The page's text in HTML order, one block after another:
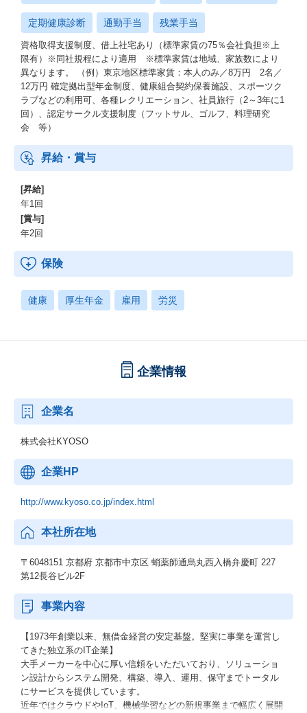
定期健康診断 通勤手当 残業手当
資格取得支援制度、借上社宅あり（標準家賃の75％会社負担※上
限有）※同社規程により適用 ※標準家賃は地域、家族数により
異なります。 （例）東京地区標準家賃：本人のみ／8万円 2名／
12万円 確定拠出型年金制度、健康組合契約保養施設、スポーツク
ラブなどの利用可、各種レクリエーション、社員旅行（2～3年に1
回）、認定サークル支援制度（フットサル、ゴルフ、料理研究
会 等）
昇給・賞与
[昇給]
年1回
[賞与]
年2回
保険
健康 厚生年金 雇用 労災
企業情報
企業名
株式会社KYOSO
企業HP
http://www.kyoso.co.jp/index.html
本社所在地
〒6048151 京都府 京都市中京区 蛸薬師通烏丸西入橋弁慶町 227
第12長谷ビル2F
事業内容
【1973年創業以来、無借金経営の安定基盤。堅実に事業を運営し
てきた独立系のIT企業】
大手メーカーを中心に厚い信頼をいただいており、ソリューショ
ン設計からシステム開発、構築、導入、運用、保守までトータル
にサービスを提供しています。
近年ではクラウドやIoT、機械学習などの新規事業まで幅広く展開